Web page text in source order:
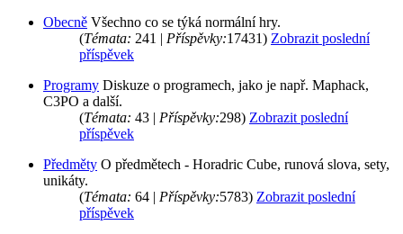
Obecně Všechno co se týká normální hry.
(Témata: 241 | Příspěvky:17431) Zobrazit poslední
příspěvek
Programy Diskuze o programech, jako je např. Maphack,
C3PO a další.
(Témata: 43 | Příspěvky:298) Zobrazit poslední
příspěvek
Předměty O předmětech - Horadric Cube, runová slova, sety,
unikáty.
(Témata: 64 | Příspěvky:5783) Zobrazit poslední
příspěvek